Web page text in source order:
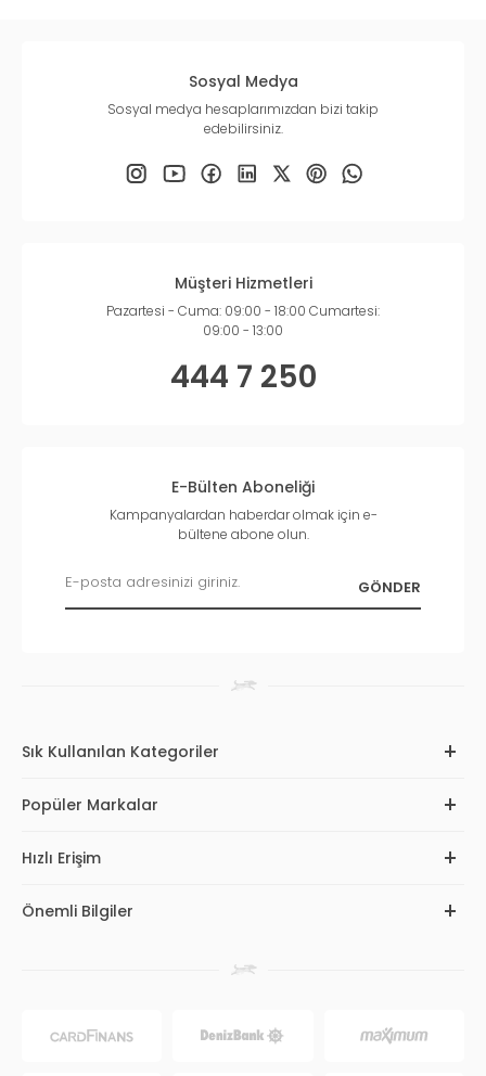
Sosyal Medya
Sosyal medya hesaplarımızdan bizi takip
edebilirsiniz.
Müşteri Hizmetleri
Pazartesi - Cuma: 09:00 - 18:00 Cumartesi:
09:00 - 13:00
444 7 250
E-Bülten Aboneliği
Kampanyalardan haberdar olmak için e-
bültene abone olun.
Sık Kullanılan Kategoriler
Popüler Markalar
Hızlı Erişim
Önemli Bilgiler